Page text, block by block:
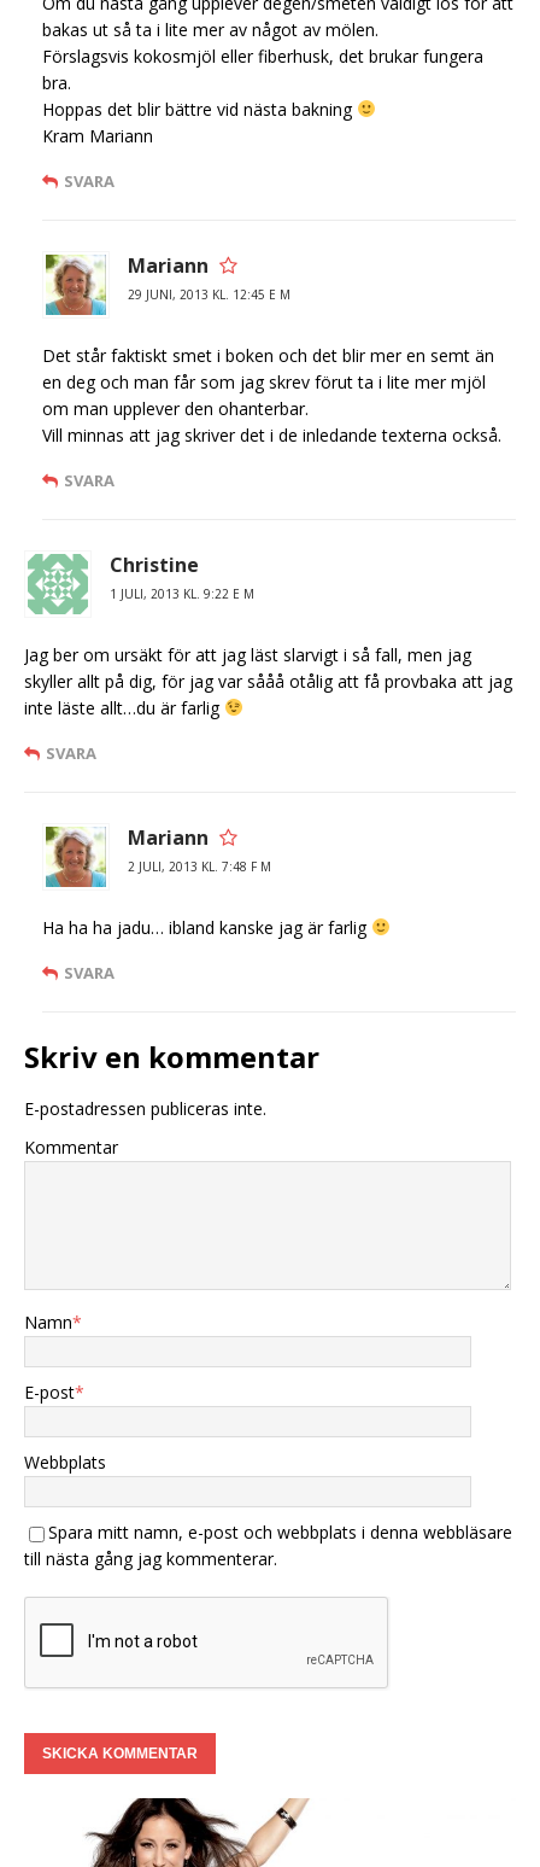
bakas ut så ta i lite mer av något av mölen.
Förslagsvis kokosmjöl eller fiberhusk, det brukar fungera
bra.
Hoppas det blir bättre vid nästa bakning
Kram Mariann
SVARA
Mariann
29 JUNI, 2013 KL. 12:45 E M
Det står faktiskt smet i boken och det blir mer en semt än
en deg och man får som jag skrev förut ta i lite mer mjöl
om man upplever den ohanterbar.
Vill minnas att jag skriver det i de inledande texterna också.
SVARA
Christine
1 JULI, 2013 KL. 9:22 E M
Jag ber om ursäkt för att jag läst slarvigt i så fall, men jag
skyller allt på dig, för jag var sååå otålig att få provbaka att jag
inte läste allt…du är farlig
SVARA
Mariann
2 JULI, 2013 KL. 7:48 F M
Ha ha ha jadu… ibland kanske jag är farlig
SVARA
Skriv en kommentar
E-postadressen publiceras inte.
Kommentar
Namn*
E-post*
Webbplats
Spara mitt namn, e-post och webbplats i denna webbläsare
till nästa gång jag kommenterar.